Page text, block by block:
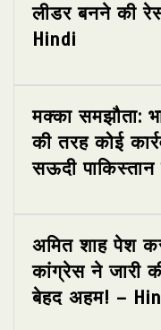
लीडर बनने की
Hindi
मक्का समझौता:
की तरह कोई
सऊदी
अमित शाह पेश
कांग्रेस ने जारी
बेहद अहम! –